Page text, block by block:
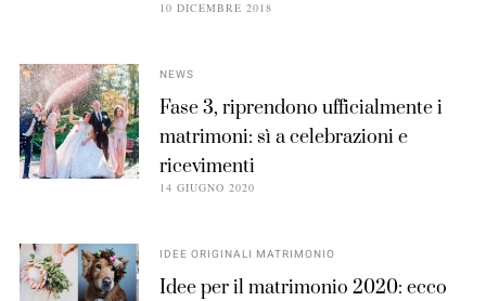
10 DICEMBRE 2018
NEWS
Fase 3, riprendono ufficialmente i
matrimoni: sì a celebrazioni e
ricevimenti
14 GIUGNO 2020
IDEE ORIGINALI MATRIMONIO
Idee per il matrimonio 2020: ecco